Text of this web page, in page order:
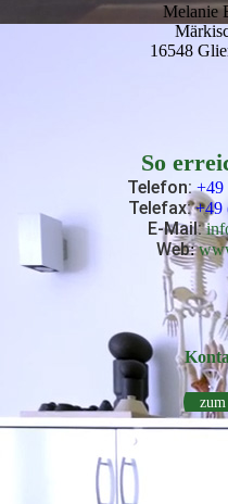
Melanie
16548
So
Telefon: +49
Telefax: +49
E-Mail:
Web: